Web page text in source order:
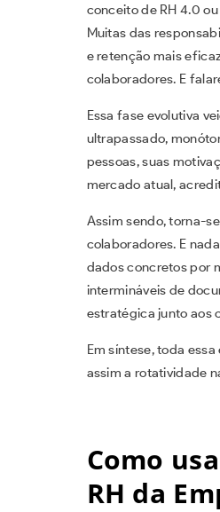
conceito de RH 4.0
Muitas das
e retenção mais
colaboradores. E
Essa fase evolutiva
ultrapassado,
pessoas, suas
mercado atual,
Assim sendo, torna-
colaboradores. E
dados concretos por
intermináveis de
estratégica junto aos
Em síntese, toda
assim a rotatividade
Como
RH da